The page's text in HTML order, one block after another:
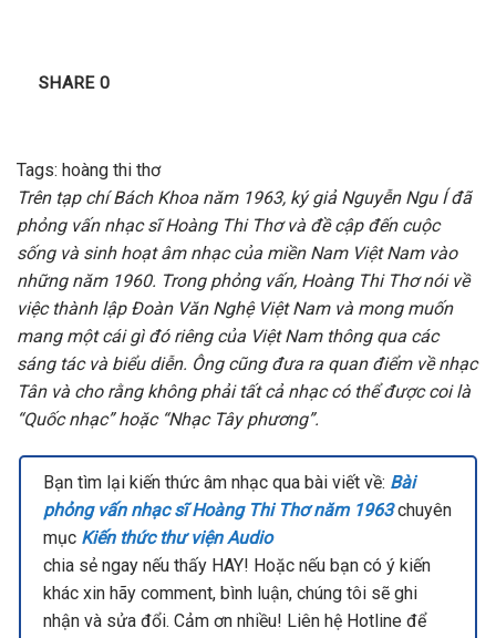
SHARE0
Tags: hoàng thi thơ
Trên tạp chí Bách Khoa năm 1963, ký giả Nguyễn Ngu Í đã
phỏng vấn nhạc sĩ Hoàng Thi Thơ và đề cập đến cuộc
sống và sinh hoạt âm nhạc của miền Nam Việt Nam vào
những năm 1960. Trong phỏng vấn, Hoàng Thi Thơ nói về
việc thành lập Đoàn Văn Nghệ Việt Nam và mong muốn
mang một cái gì đó riêng của Việt Nam thông qua các
sáng tác và biểu diễn. Ông cũng đưa ra quan điểm về nhạc
Tân và cho rằng không phải tất cả nhạc có thể được coi là
“Quốc nhạc” hoặc “Nhạc Tây phương”.
Bạn tìm lại kiến thức âm nhạc qua bài viết về: Bài
phỏng vấn nhạc sĩ Hoàng Thi Thơ năm 1963chuyên
mục Kiến thức thư viện Audio
chia sẻ ngay nếu thấy HAY! Hoặc nếu bạn có ý kiến
khác xin hãy comment, bình luận, chúng tôi sẽ ghi
nhận và sửa đổi. Cảm ơn nhiều! Liên hệ Hotline để